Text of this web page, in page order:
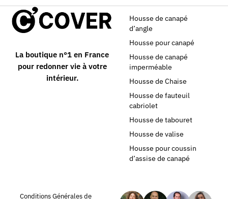
La boutique n°1 en France
pour redonner vie à votre
intérieur.
Housse de canapé
d’angle
Housse pour canapé
Housse de canapé
imperméable
Housse de Chaise
Housse de fauteuil
cabriolet
Housse de tabouret
Housse de valise
Housse pour coussin
d’assise de canapé
Conditions Générales de